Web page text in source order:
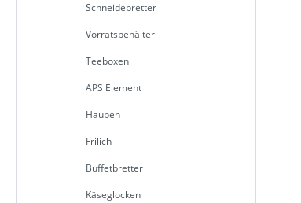
Schneidebretter
Vorratsbehälter
Teeboxen
APS Element
Hauben
Frilich
Buffetbretter
Käseglocken